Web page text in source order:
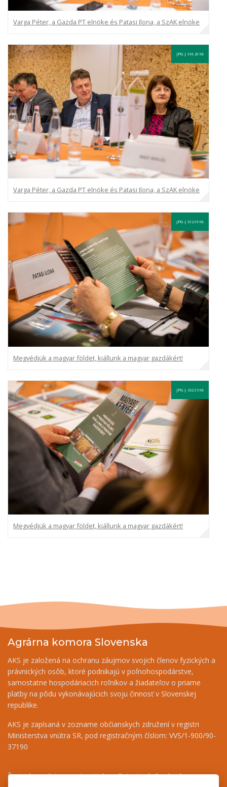
Varga Péter, a Gazda PT elnöke és Patasi Ilona, a SzAK elnöke
JPG | 349.28 KB
Varga Péter, a Gazda PT elnöke és Patasi Ilona, a SzAK elnöke
JPG | 302.09 KB
Megvédjük a magyar földet, kiállunk a magyar gazdákért!
JPG | 262.05 KB
Megvédjük a magyar földet, kiállunk a magyar gazdákért!
Agrárna komora Slovenska
AKS je založená na ochranu záujmov svojich členov fyzických a
právnických osôb, ktoré podnikajú v poľnohospodárstve,
samostatne hospodáriacich roľníkov a žiadateľov o priame
platby na pôdu vykonávajúcich svoju činnosť v Slovenskej
republike.
AKS je zapísaná v zozname občianskych združení v registri
Ministerstva vnútra SR, pod registračným číslom: VVS/1-900/90-
37190
Štatutárny zástupca - Ing. Helena Patasiová, Predseda